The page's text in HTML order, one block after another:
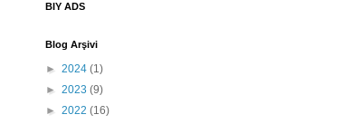
BIY ADS
Blog Arşivi
► 2024 (1)
► 2023 (9)
► 2022 (16)